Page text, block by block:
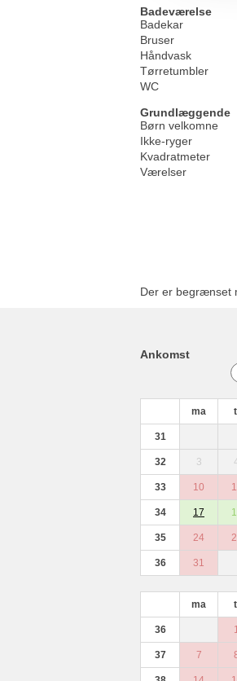
Badeværelse
Badekar
Bruser
Håndvask
Tørretumbler
WC
Grundlæggende
Børn velkomne
Ikke-ryger
Kvadratmeter
Værelser
Der er begrænset
Ankomst
ma
31
32 3
33 10
34 17
35 24
36 31
ma
36
37 7